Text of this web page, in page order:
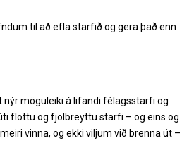
til að efla starfið og gera það enn
möguleiki á lifandi félagsstarfi og
flottu og fjölbreyttu starfi – og eins og
vinna, og ekki viljum við brenna út –